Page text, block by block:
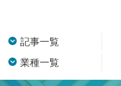
記事一覧
業種一覧